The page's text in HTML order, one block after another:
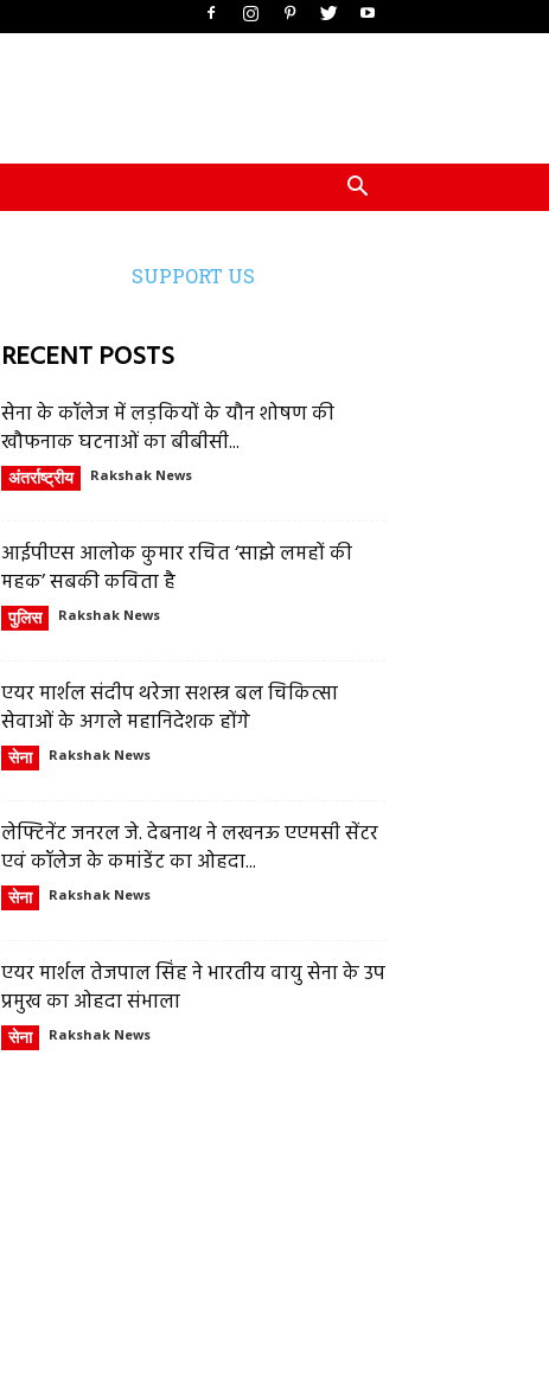
SUPPORT US
RECENT POSTS
सेना के कॉलेज में लड़कियों के यौन शोषण की
खौफनाक घटनाओं का बीबीसी...
अंतर्राष्ट्रीय Rakshak News
आईपीएस आलोक कुमार रचित ‘साझे लमहों की
महक’ सबकी कविता है
पुलिस Rakshak News
एयर मार्शल संदीप थरेजा सशस्त्र बल चिकित्सा
सेवाओं के अगले महानिदेशक होंगे
सेना Rakshak News
लेफ्टिनेंट जनरल जे. देबनाथ ने लखनऊ एएमसी सेंटर
एवं कॉलेज के कमांडेंट का ओहदा...
सेना Rakshak News
एयर मार्शल तेजपाल सिंह ने भारतीय वायु सेना के उप
प्रमुख का ओहदा संभाला
सेना Rakshak News